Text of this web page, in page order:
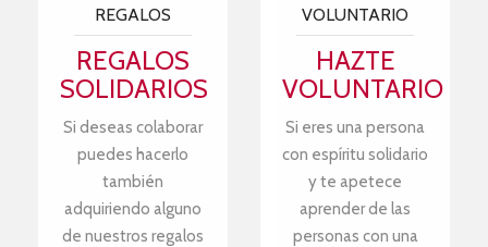
REGALOS
REGALOS
SOLIDARIOS
Si deseas colaborar
puedes hacerlo
también
adquiriendo alguno
de nuestros regalos
VOLUNTARIO
HAZTE
VOLUNTARIO
Si eres una persona
con espíritu solidario
y te apetece
aprender de las
personas con una